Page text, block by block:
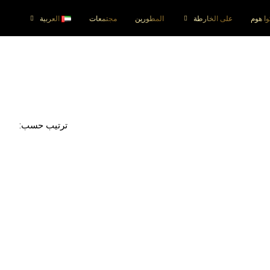
هوم على الخارطة المطورين مجتمعات العربية
ترتيب حسب: